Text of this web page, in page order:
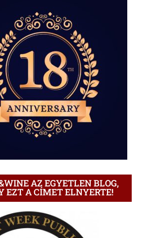
AZ EGYETLEN BLOG,
EZT A CÍMET ELNYERTE!